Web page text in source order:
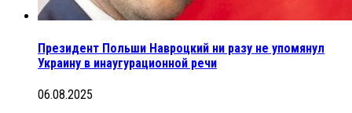
Президент Польши Навроцкий ни разу не упомянул
Украину в инаугурационной речи
06.08.2025